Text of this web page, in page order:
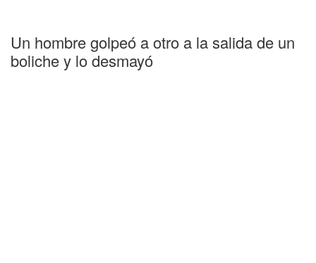
Un hombre golpeó a otro a la salida de un
boliche y lo desmayó